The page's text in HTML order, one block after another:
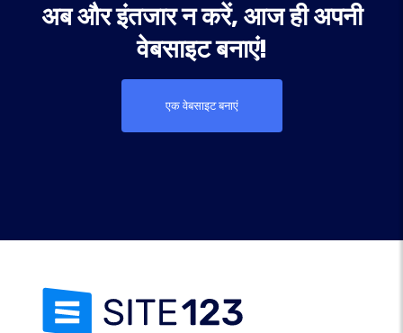
अब और इंतजार न करें, आज ही अपनी
वेबसाइट बनाएं!
एक वेबसाइट बनाएं